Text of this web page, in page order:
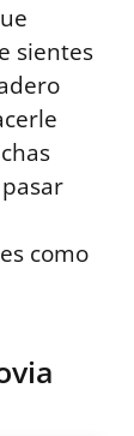
sientes
como